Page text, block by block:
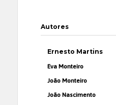
Autores
Ernesto Martins
Eva Monteiro
João Monteiro
João Nascimento